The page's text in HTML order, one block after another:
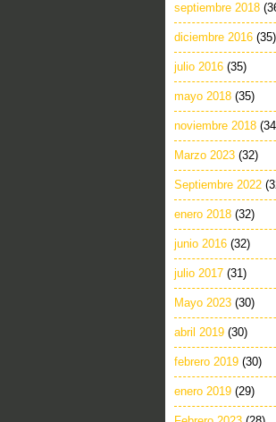
septiembre 2018
diciembre 2016 (35)
julio 2016 (35)
mayo 2018 (35)
noviembre 2018
Marzo 2023 (32)
Septiembre 2022
enero 2018 (32)
junio 2016 (32)
julio 2017 (31)
Mayo 2023 (30)
abril 2019 (30)
febrero 2019 (30)
enero 2019 (29)